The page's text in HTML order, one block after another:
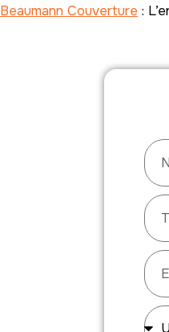
Beaumann Couverture :